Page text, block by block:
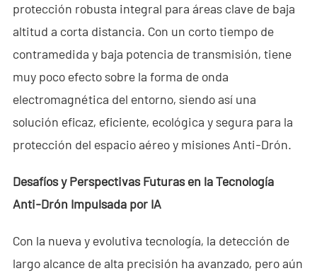
protección robusta integral para áreas clave de baja
altitud a corta distancia. Con un corto tiempo de
contramedida y baja potencia de transmisión, tiene
muy poco efecto sobre la forma de onda
electromagnética del entorno, siendo así una
solución eficaz, eficiente, ecológica y segura para la
protección del espacio aéreo y misiones Anti-Drón.
Desafíos y Perspectivas Futuras en la Tecnología
Anti-Drón Impulsada por IA
Con la nueva y evolutiva tecnología, la detección de
largo alcance de alta precisión ha avanzado, pero aún